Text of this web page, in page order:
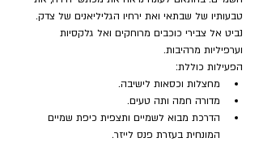
טבעותיו של שבתאי ואת ירחיו הגליליאנים של צדק.
נביט אל צבירי כוכבים מרוחקים ואל גלקסיות
וערפיליות מרהיבות.
הפעילות כוללת:
מחצלות וכסאות לישיבה.
מדורה חמה ותה טעים.
הדרכת מבוא לשמיים ותצפית כיפת שמיים
המונחית בעזרת פנס לייזר.